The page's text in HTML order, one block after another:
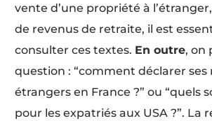
vente d’une propriété à
de revenus de retraite, il est
consulter ces textes. En outre, on
question : “comment déclarer ses
étrangers en France ?” ou “quels
pour les expatriés aux USA ?”. La